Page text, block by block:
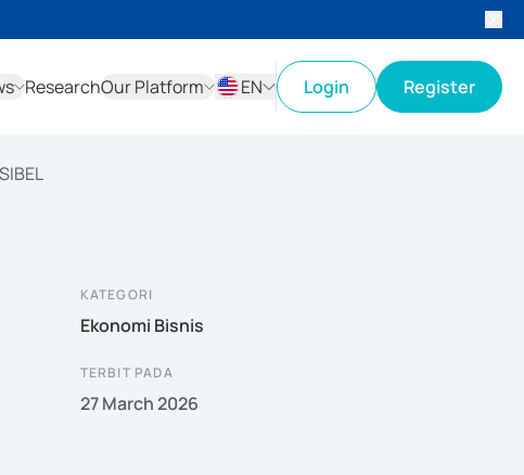
ResearchOur Platform
EN
Login Register
KATEGORI
Ekonomi Bisnis
TERBIT PADA
27 March 2026